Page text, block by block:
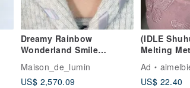
Dreamy Rainbow
Wonderland Smile
Necklace Colored
Corundum Necklace 18K
Gold
Maison_de_lumin
US$ 2,570.09
(IDLE
Melting
Choker
Color
Ad
US$ 22.40